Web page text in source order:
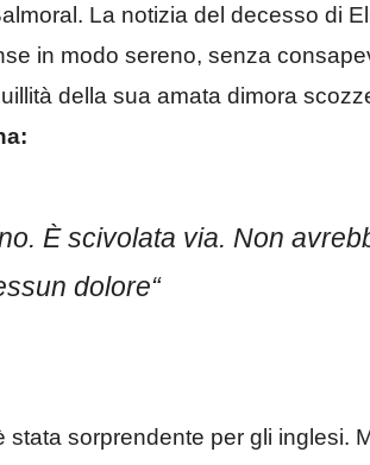
La notizia del decesso di
in modo sereno, senza
della sua amata dimora
È scivolata via. Non
dolore“
stata sorprendente per gli inglesi.